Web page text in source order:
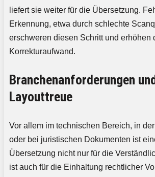
liefert sie weiter für die Übersetzung.
Erkennung, etwa durch schlechte
erschweren diesen Schritt und erhöhen
Korrekturaufwand.
Branchenanforderungen
Layouttreue
Vor allem im technischen Bereich, in
oder bei juristischen Dokumenten ist
Übersetzung nicht nur für die
ist auch für die Einhaltung rechtlicher